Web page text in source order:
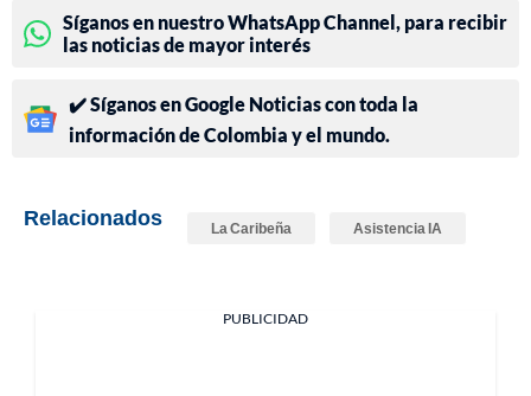
Síganos en nuestro WhatsApp Channel, para recibir
las noticias de mayor interés
✔️ Síganos en Google Noticias con toda la
información de Colombia y el mundo.
Relacionados La Caribeña Asistencia IA
PUBLICIDAD